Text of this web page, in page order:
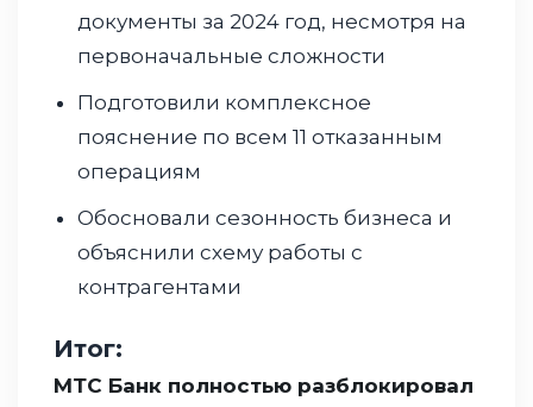
документы за 2024 год, несмотря на
первоначальные сложности
Подготовили комплексное
пояснение по всем 11 отказанным
операциям
Обосновали сезонность бизнеса и
объяснили схему работы с
контрагентами
Итог:
МТС Банк полностью разблокировал